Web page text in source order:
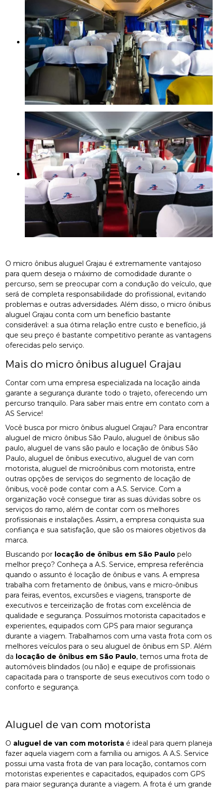
O micro ônibus aluguel Grajau é extremamente vantajoso
para quem deseja o máximo de comodidade durante o
percurso, sem se preocupar com a condução do veículo, que
será de completa responsabilidade do profissional, evitando
problemas e outras adversidades. Além disso, o micro ônibus
aluguel Grajau conta com um benefício bastante
considerável: a sua ótima relação entre custo e benefício, já
que seu preço é bastante competitivo perante as vantagens
oferecidas pelo serviço.
Mais do micro ônibus aluguel Grajau
Contar com uma empresa especializada na locação ainda
garante a segurança durante todo o trajeto, oferecendo um
percurso tranquilo. Para saber mais entre em contato com a
AS Service!
Você busca por micro ônibus aluguel Grajau? Para encontrar
aluguel de micro ônibus São Paulo, aluguel de ônibus são
paulo, aluguel de vans são paulo e locação de ônibus São
Paulo, aluguel de ônibus executivo, aluguel de van com
motorista, aluguel de microônibus com motorista, entre
outras opções de serviços do segmento de locação de
ônibus, você pode contar com a A.S. Service. Com a
organização você consegue tirar as suas dúvidas sobre os
serviços do ramo, além de contar com os melhores
profissionais e instalações. Assim, a empresa conquista sua
confiança e sua satisfação, que são os maiores objetivos da
marca.
Buscando por locação de ônibus em São Paulo pelo
melhor preço? Conheça a A.S. Service, empresa referência
quando o assunto é locação de ônibus e vans. A empresa
trabalha com fretamento de ônibus, vans e micro-ônibus
para feiras, eventos, excursões e viagens, transporte de
executivos e terceirização de frotas com excelência de
qualidade e segurança. Possuímos motorista capacitados e
experientes, equipados com GPS para maior segurança
durante a viagem. Trabalhamos com uma vasta frota com os
melhores veículos para o seu aluguel de ônibus em SP. Além
da locação de ônibus em São Paulo, temos uma frota de
automóveis blindados (ou não) e equipe de profissionais
capacitada para o transporte de seus executivos com todo o
conforto e segurança.
Aluguel de van com motorista
O aluguel de van com motorista é ideal para quem planeja
fazer aquela viagem com a família ou amigos. A A.S. Service
possui uma vasta frota de van para locação, contamos com
motoristas experientes e capacitados, equipados com GPS
para maior segurança durante a viagem. A frota é um grande